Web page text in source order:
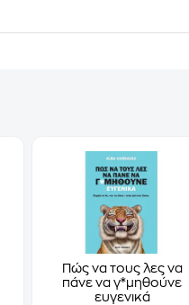
Πώς να τους λες να
πάνε να γ*μηθούνε
ευγενικά